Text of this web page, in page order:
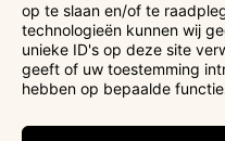
op te slaan en/of te
technologieën kunnen wij
unieke ID's op deze site
geeft of uw toestemming
hebben op bepaalde
Huurvoorwaarden
Privacyverklaring
Ticketverkoop